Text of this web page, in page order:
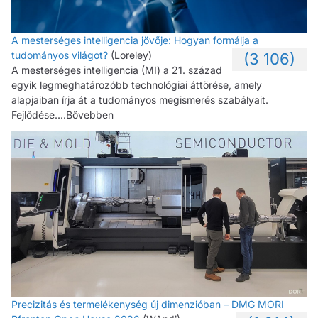
A mesterséges intelligencia jövője: Hogyan formálja a
tudományos világot? (Loreley) (3 106)
A mesterséges intelligencia (MI) a 21. század
egyik legmeghatározóbb technológiai áttörése, amely
alapjaiban írja át a tudományos megismerés szabályait.
Fejlődése....Bővebben
Precizitás és termelékenység új dimenzióban – DMG MORI